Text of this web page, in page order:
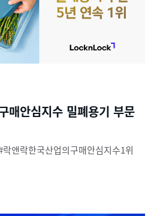
매안심지수 밀폐용기 부문
락앤락한국산업의구매안심지수1위